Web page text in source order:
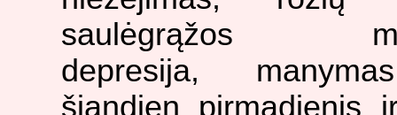
saulėgrąžos
depresija,
šiandien pirmadienis